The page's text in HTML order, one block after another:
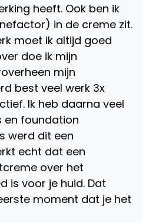
heeft. Ook ben ik
in de creme zit.
moet ik altijd goed
doe ik mijn
mijn
best veel werk 3x
Ik heb daarna veel
foundation
werd dit een
echt dat een
over het
is voor je huid. Dat
moment dat je het